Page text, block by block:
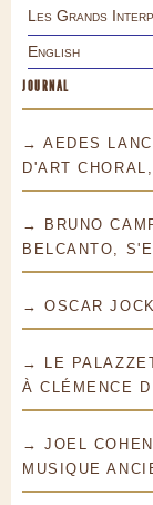
Les Grands
English
JOURNAL
→ AEDES
D'ART
→ BRUNO
BELCANTO,
→ OSCAR
→ LE
À CLÉMENCE
→ JOEL
MUSIQUE